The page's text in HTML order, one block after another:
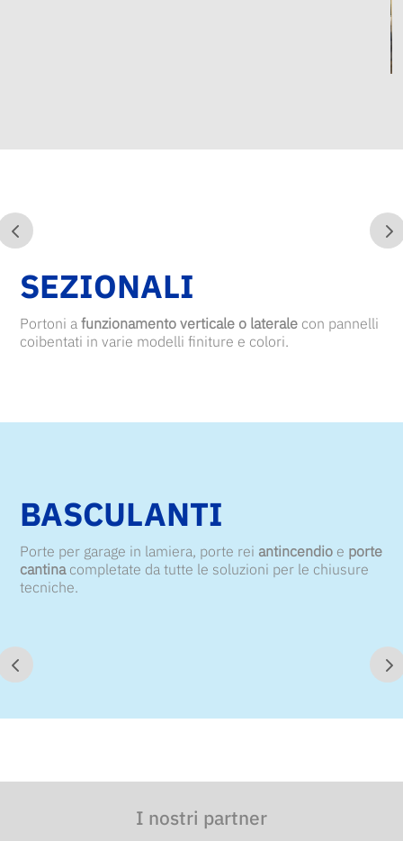
SEZIONALI
Portoni a funzionamento verticale o laterale con pannelli
coibentati in varie modelli finiture e colori.
BASCULANTI
Porte per garage in lamiera, porte rei antincendio e porte
cantinacompletate da tutte le soluzioni per le chiusure
tecniche.
I nostri partner